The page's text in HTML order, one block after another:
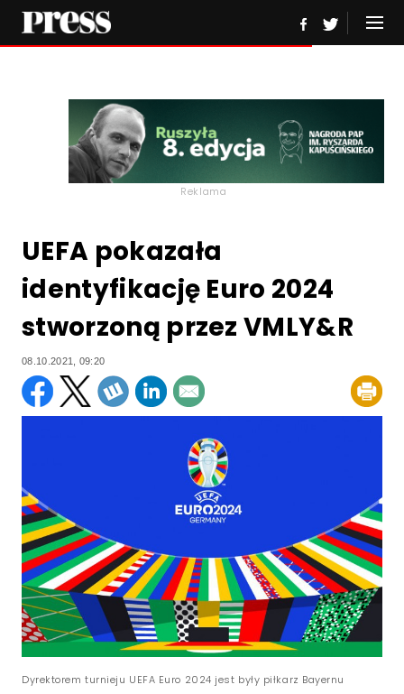
Reklama
UEFA pokazała
identyfikację Euro 2024
stworzoną przez VMLY&R
08.10.2021, 09:20
Dyrektorem turnieju UEFA Euro 2024 jest były piłkarz Bayernu